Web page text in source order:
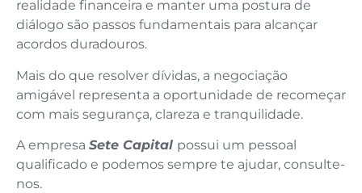
realidade financeira e manter uma postura de
diálogo são passos fundamentais para alcançar
acordos duradouros.
Mais do que resolver dívidas, a negociação
amigável representa a oportunidade de recomeçar
com mais segurança, clareza e tranquilidade.
A empresa Sete Capital possui um pessoal
qualificado e podemos sempre te ajudar, consulte-
nos.